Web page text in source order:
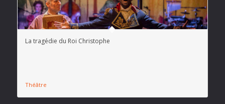
La tragédie du Roi Christophe
Théâtre